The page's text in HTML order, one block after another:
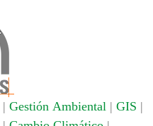
| Gestión Ambiental | GIS |